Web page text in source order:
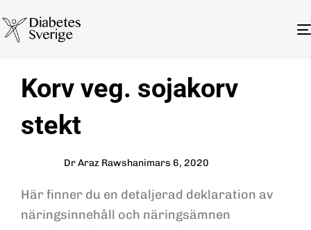
IN:
Korv veg. sojakorv
stekt
Dr Araz Rawshani
on:
mars 6, 2020
Här finner du en detaljerad deklaration av
näringsinnehåll och näringsämnen